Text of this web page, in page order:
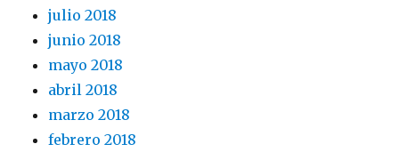
julio 2018
junio 2018
mayo 2018
abril 2018
marzo 2018
febrero 2018